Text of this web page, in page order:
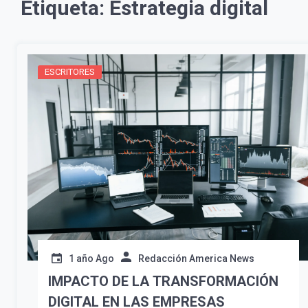
Etiqueta: Estrategia digital
ESCRITORES
1 año Ago Redacción America News
IMPACTO DE LA TRANSFORMACIÓN
DIGITAL EN LAS EMPRESAS